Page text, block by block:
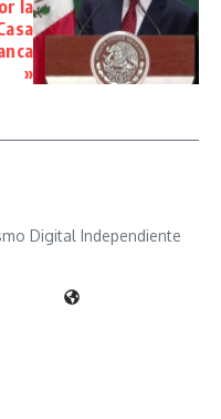
la
»
Digital Independiente